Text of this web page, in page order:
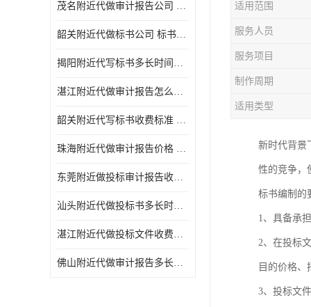
茂名附近代做审计报告公司 投标书怎么做
韶关附近代做标书公司 标书制作周期快
揭阳附近代写标书多长时间做好 投标书怎么做
湛江附近代做审计报告怎么收费 一对一服务
韶关附近代写标书收费标准 满足客户需求
珠海附近代做审计报告价格 投标书怎么做
东莞附近做投标审计报告收费标准 标书废标注意事项
汕头附近代做投标书多长时间做好 标书废标注意事项
湛江附近代做投标文件收费标准 投标书怎么做
佛山附近代做审计报告多长时间做好 标书打印封装
适用范围
服务人员
服务项目
制作周期
适用类型
新时代背景
性的竞争，
标书编制的
1、具备承
2、在投标
目的价格
3、投标文